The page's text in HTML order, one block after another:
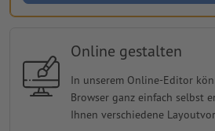
Online gestalten
In unserem Online-Editor
Browser ganz einfach selbst
Ihnen verschiedene